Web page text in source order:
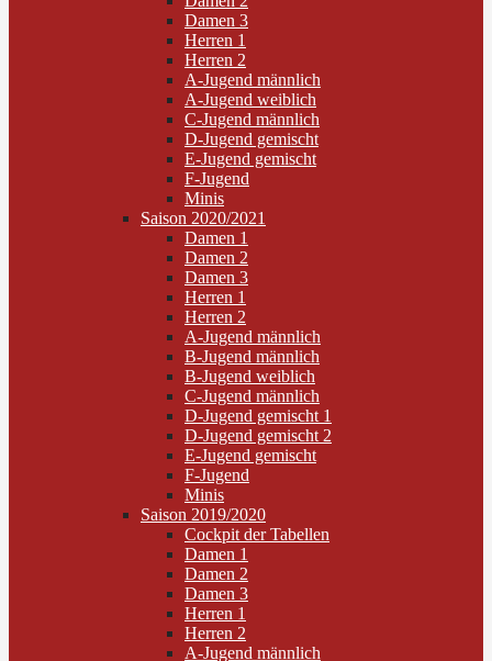
Damen 3
Herren 1
Herren 2
A-Jugend männlich
A-Jugend weiblich
C-Jugend männlich
D-Jugend gemischt
E-Jugend gemischt
F-Jugend
Minis
Saison 2020/2021
Damen 1
Damen 2
Damen 3
Herren 1
Herren 2
A-Jugend männlich
B-Jugend männlich
B-Jugend weiblich
C-Jugend männlich
D-Jugend gemischt 1
D-Jugend gemischt 2
E-Jugend gemischt
F-Jugend
Minis
Saison 2019/2020
Cockpit der Tabellen
Damen 1
Damen 2
Damen 3
Herren 1
Herren 2
A-Jugend männlich